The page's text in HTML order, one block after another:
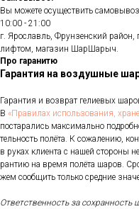
Вы можете осуществить
10:00 - 21:00
г. Ярославль, Фрунзенский
лифтом, магазин ШарШарыч.
Про гаранитю
Гарантия на воздушные
Га­ран­тия и воз­врат ге­ли­евых
В «Пра­ви­лах ис­поль­зо­ва­ния,
пос­та­рались мак­си­маль­но
тель­ность по­лёта. К со­жале­нию,
в ру­ках кли­ен­та с на­шей сто­роны
ран­тию на вре­мя по­лёта ша­ров.
жем со­об­щить толь­ко сред­ние
От­ветс­твен­ность за